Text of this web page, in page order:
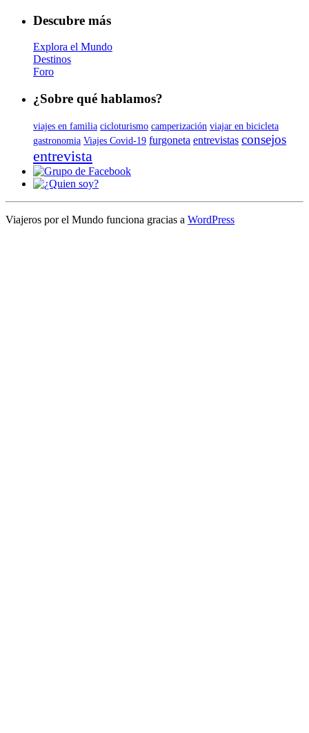
Descubre más
Explora el Mundo
Destinos
Foro
¿Sobre qué hablamos?
viajes en familia cicloturismo camperización viajar en bicicleta
gastronomia Viajes Covid-19 furgoneta entrevistas consejos
entrevista
Viajeros por el Mundo funciona gracias a WordPress